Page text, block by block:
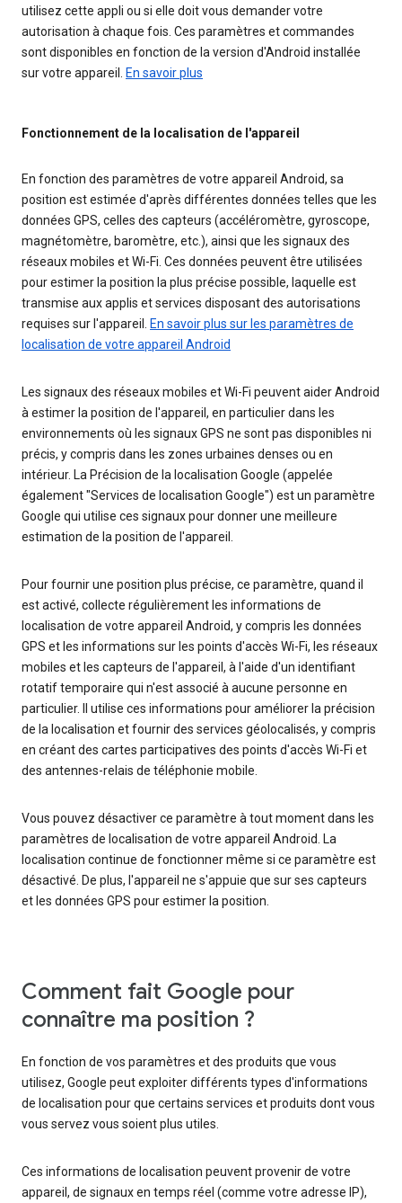
utilisez cette appli ou si elle doit vous demander votre
autorisation à chaque fois. Ces paramètres et commandes
sont disponibles en fonction de la version d'Android installée
sur votre appareil. En savoir plus
Fonctionnement de la localisation de l'appareil
En fonction des paramètres de votre appareil Android, sa
position est estimée d'après différentes données telles que les
données GPS, celles des capteurs (accéléromètre, gyroscope,
magnétomètre, baromètre, etc.), ainsi que les signaux des
réseaux mobiles et Wi-Fi. Ces données peuvent être utilisées
pour estimer la position la plus précise possible, laquelle est
transmise aux applis et services disposant des autorisations
requises sur l'appareil. En savoir plus sur les paramètres de
localisation de votre appareil Android
Les signaux des réseaux mobiles et Wi-Fi peuvent aider Android
à estimer la position de l'appareil, en particulier dans les
environnements où les signaux GPS ne sont pas disponibles ni
précis, y compris dans les zones urbaines denses ou en
intérieur. La Précision de la localisation Google (appelée
également "Services de localisation Google") est un paramètre
Google qui utilise ces signaux pour donner une meilleure
estimation de la position de l'appareil.
Pour fournir une position plus précise, ce paramètre, quand il
est activé, collecte régulièrement les informations de
localisation de votre appareil Android, y compris les données
GPS et les informations sur les points d'accès Wi-Fi, les réseaux
mobiles et les capteurs de l'appareil, à l'aide d'un identifiant
rotatif temporaire qui n'est associé à aucune personne en
particulier. Il utilise ces informations pour améliorer la précision
de la localisation et fournir des services géolocalisés, y compris
en créant des cartes participatives des points d'accès Wi-Fi et
des antennes-relais de téléphonie mobile.
Vous pouvez désactiver ce paramètre à tout moment dans les
paramètres de localisation de votre appareil Android. La
localisation continue de fonctionner même si ce paramètre est
désactivé. De plus, l'appareil ne s'appuie que sur ses capteurs
et les données GPS pour estimer la position.
Comment fait Google pour
connaître ma position ?
En fonction de vos paramètres et des produits que vous
utilisez, Google peut exploiter différents types d'informations
de localisation pour que certains services et produits dont vous
vous servez vous soient plus utiles.
Ces informations de localisation peuvent provenir de votre
appareil, de signaux en temps réel (comme votre adresse IP),